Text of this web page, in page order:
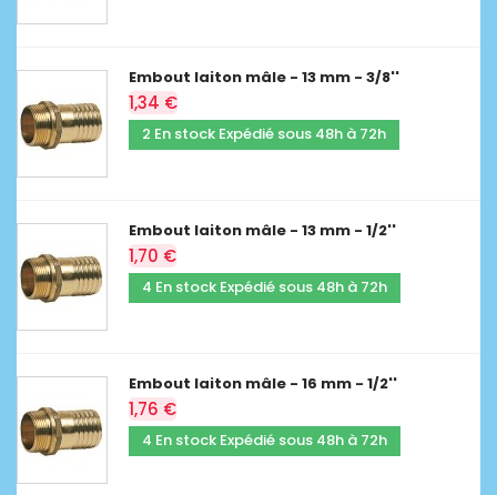
Embout laiton mâle - 13 mm - 3/8''
1,34 €
2 En stock Expédié sous 48h à 72h
Embout laiton mâle - 13 mm - 1/2''
1,70 €
4 En stock Expédié sous 48h à 72h
Embout laiton mâle - 16 mm - 1/2''
1,76 €
4 En stock Expédié sous 48h à 72h